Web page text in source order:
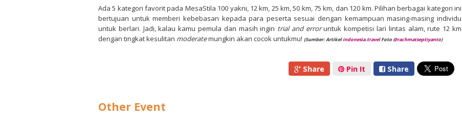
Ada 5 kategori favorit pada MesaStila 100 yakni, 12 km, 25 km, 50 km, 75 km, dan 120 km. Pilihan berbagai kategori ini
bertujuan untuk memberi kebebasan kepada para peserta sesuai dengan kemampuan masing-masing individu
untuk berlari. Jadi, kalau kamu pemula dan masih ingin trial and erroruntuk kompetisi lari lintas alam, rute 12 km
dengan tingkat kesulitan moderatemungkin akan cocok untukmu! (Sumber: Artikelindonesia.travel Foto @rachmatseptiyanto)
Share Pin It Share
Other Event